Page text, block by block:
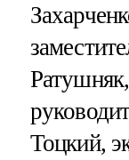
Тоцкий,